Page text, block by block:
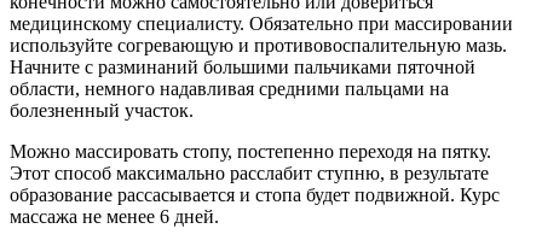
медицинскому специалисту. Обязательно при массировании
используйте согревающую и противовоспалительную мазь.
Начните с разминаний большими пальчиками пяточной
области, немного надавливая средними пальцами на
болезненный участок.
Можно массировать стопу, постепенно переходя на пятку.
Этот способ максимально расслабит ступню, в результате
образование рассасывается и стопа будет подвижной. Курс
массажа не менее 6 дней.